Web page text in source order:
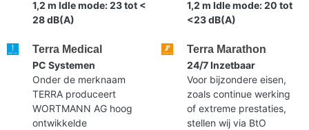
1,2 m Idle mode: 23 tot <
28 dB(A)
1,2 m Idle mode: 20 tot
<23 dB(A)
Terra Medical
PC Systemen
Onder de merknaam
TERRA produceert
WORTMANN AG hoog
ontwikkelde
Terra Marathon
24/7 Inzetbaar
Voor bijzondere eisen,
zoals continue werking
of extreme prestaties,
stellen wij via BtO